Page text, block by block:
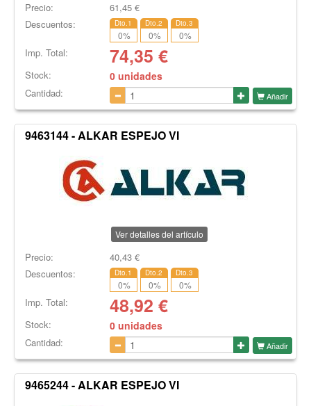
Precio: 61,45€
Descuentos:
Dto.1
0%
Dto.2
0%
Dto.3
0%
Imp. Total: 74,35 €
Stock: 0 unidades
Cantidad: Añadir
9463144 - ALKAR ESPEJO VI
Ver detalles del artículo
Precio: 40,43€
Descuentos:
Dto.1
0%
Dto.2
0%
Dto.3
0%
Imp. Total: 48,92 €
Stock: 0 unidades
Cantidad: Añadir
9465244 - ALKAR ESPEJO VI